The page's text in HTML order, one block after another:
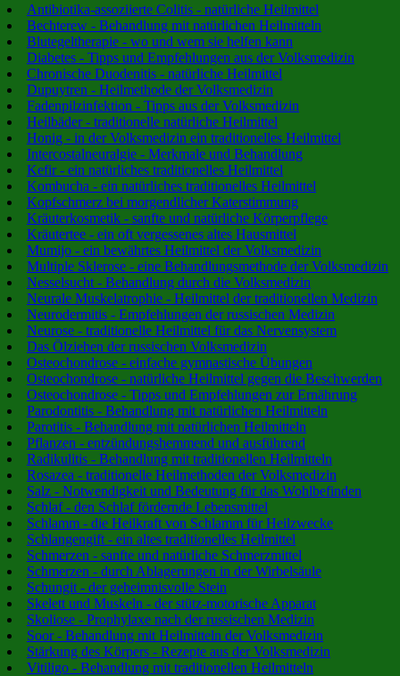
Antibiotika-assoziierte Colitis - natürliche Heilmittel
Bechterew - Behandlung mit natürlichen Heilmitteln
Blutegeltherapie - wo und wem sie helfen kann
Diabetes - Tipps und Empfehlungen aus der Volksmedizin
Chronische Duodenitis - natürliche Heilmittel
Dupuytren - Heilmethode der Volksmedizin
Fadenpilzinfektion - Tipps aus der Volksmedizin
Heilbäder - traditionelle natürliche Heilmittel
Honig - in der Volksmedizin ein traditionelles Heilmittel
Intercostalneuralgie - Merkmale und Behandlung
Kefir - ein natürliches traditionelles Heilmittel
Kombucha - ein natürliches traditionelles Heilmittel
Kopfschmerz bei morgendlicher Katerstimmung
Kräuterkosmetik - sanfte und natürliche Körperpflege
Kräutertee - ein oft vergessenes altes Hausmittel
Mumijo - ein bewährtes Heilmittel der Volksmedizin
Multiple Sklerose - eine Behandlungsmethode der Volksmedizin
Nesselsucht - Behandlung durch die Volksmedizin
Neurale Muskelatrophie - Heilmittel der traditionellen Medizin
Neurodermitis - Empfehlungen der russischen Medizin
Neurose - traditionelle Heilmittel für das Nervensystem
Das Ölziehen der russischen Volksmedizin
Osteochondrose - einfache gymnastische Übungen
Osteochondrose - natürliche Heilmittel gegen die Beschwerden
Osteochondrose - Tipps und Empfehlungen zur Ernährung
Parodontitis - Behandlung mit natürlichen Heilmitteln
Parotitis - Behandlung mit natürlichen Heilmitteln
Pflanzen - entzündungshemmend und ausführend
Radikulitis - Behandlung mit traditionellen Heilmitteln
Rosazea - traditionelle Heilmethoden der Volksmedizin
Salz - Notwendigkeit und Bedeutung für das Wohlbefinden
Schlaf - den Schlaf fördernde Lebensmittel
Schlamm - die Heilkraft von Schlamm für Heilzwecke
Schlangengift - ein altes traditionelles Heilmittel
Schmerzen - sanfte und natürliche Schmerzmittel
Schmerzen - durch Ablagerungen in der Wirbelsäule
Schungit - der geheimnisvolle Stein
Skelett und Muskeln - der stütz-motorische Apparat
Skoliose - Prophylaxe nach der russischen Medizin
Soor - Behandlung mit Heilmitteln der Volksmedizin
Stärkung des Körpers - Rezepte aus der Volksmedizin
Vitiligo - Behandlung mit traditionellen Heilmitteln